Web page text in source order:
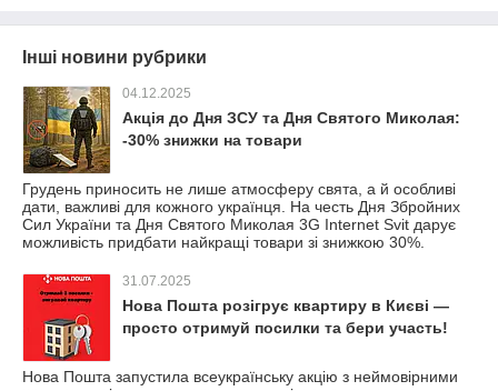
Інші новини рубрики
04.12.2025
Акція до Дня ЗСУ та Дня Святого Миколая:
-30% знижки на товари
Грудень приносить не лише атмосферу свята, а й особливі
дати, важливі для кожного українця. На честь Дня Збройних
Сил України та Дня Святого Миколая 3G Internet Svit дарує
можливість придбати найкращі товари зі знижкою 30%.
31.07.2025
Нова Пошта розігрує квартиру в Києві —
просто отримуй посилки та бери участь!
Нова Пошта запустила всеукраїнську акцію з неймовірними